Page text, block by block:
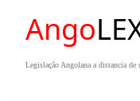
Ango
Legislação Angolana a distancia de